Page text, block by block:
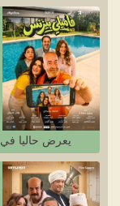
يعرض حاليا في 24 سينمات